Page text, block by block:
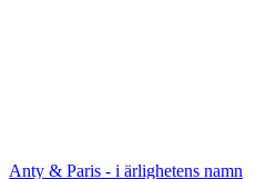
Anty & Paris - i ärlighetens namn